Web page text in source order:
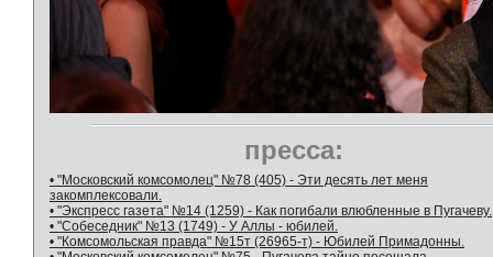
пресса:
• "Московский комсомолец" №78 (405) - Эти десять лет меня
закомплексовали.
• "Экспресс газета" №14 (1259) - Как погибали влюбленные в Пугачеву.
• "Собеседник" №13 (1749) - У Аллы - юбилей.
• "Комсомольская правда" №15т (26965-т) - Юбилей Примадонны.